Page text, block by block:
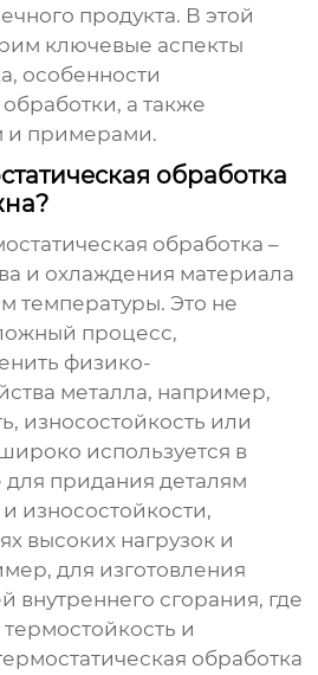
продукта. В этой
ключевые аспекты
особенности
а также
и примерами.
обработка
обработка –
и охлаждения материала
температуры. Это не
процесс,
физико-
металла, например,
износостойкость или
используется в
придания деталям
износостойкости,
высоких нагрузок и
для изготовления
внутреннего сгорания, где
и
обработка